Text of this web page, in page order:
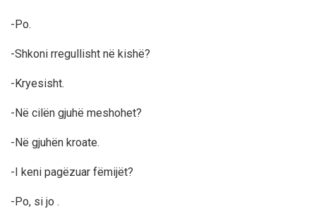
-Po.
-Shkoni rregullisht në kishë?
-Kryesisht.
-Në cilën gjuhë meshohet?
-Në gjuhën kroate.
-I keni pagëzuar fëmijët?
-Po, si jo .